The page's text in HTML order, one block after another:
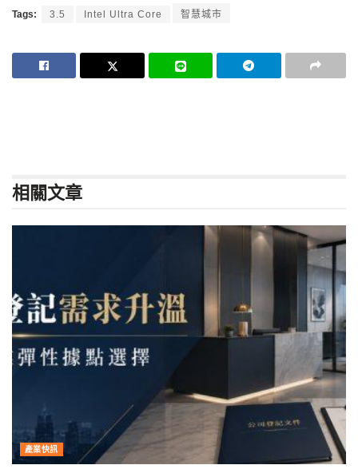
Tags: 3.5 Intel Ultra Core 智慧城市
相關文章
產業快訊